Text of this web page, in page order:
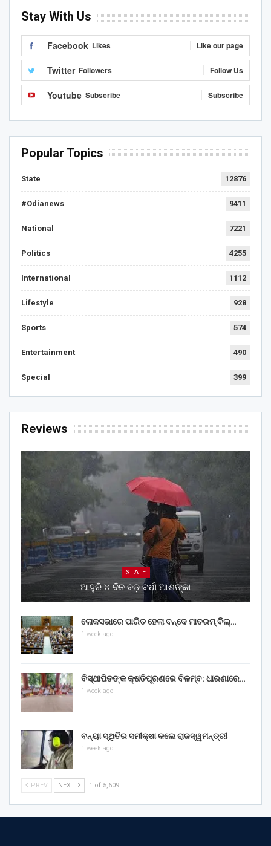
Stay With Us
Facebook Likes Like our page
Twitter Followers Follow Us
Youtube Subscribe Subscribe
Popular Topics
State 12876
#Odianews 9411
National 7221
Politics 4255
International 1112
Lifestyle 928
Sports 574
Entertainment 490
Special 399
Reviews
STATE
ଆହୁରି ୪ ଦିନ ବଡ଼ ବର୍ଷା ଆଶଙ୍କା
ଲୋକସଭାରେ ପାରିତ ହେଲା ବନ୍ଦେ ମାତରମ୍‌ ବିଲ୍‌…
1 week ago
ବିସ୍ଥାପିତଙ୍କ କ୍ଷତିପୂରଣରେ ବିଳମ୍ବ: ଧାରଣାରେ…
1 week ago
ବନ୍ୟା ସ୍ଥିତିର ସମୀକ୍ଷା କଲେ ରାଜସ୍ୱମନ୍ତ୍ରୀ
1 week ago
PREV NEXT 1 of 5,609